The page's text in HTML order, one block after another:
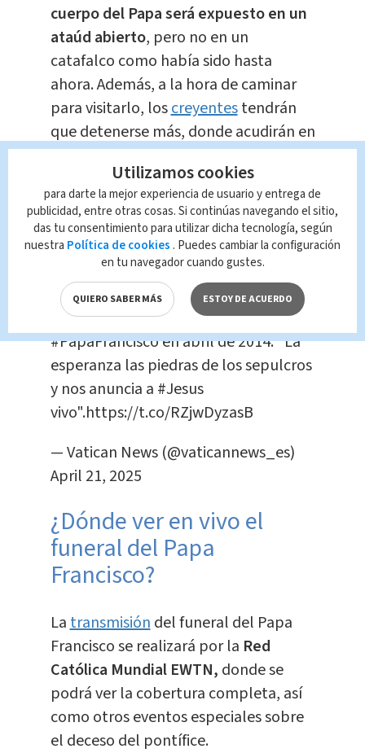
cuerpo del Papa será expuesto en un
ataúd abierto, pero no en un
catafalco como había sido hasta
ahora. Además, a la hora de caminar
para visitarlo, loscreyentestendrán
que detenerse más, donde acudirán en
filas de cuatro o cinco, verán el cuerpo
y proseguirán a salir para que otros
puedan pasar.
“¿Por qué buscan entre los muertos al
que vive?” la pregunta del Ángel a las
mujeres ante el sepulcro del
resucitado, inspiró una catequesis del
#PapaFranciscoen abril de 2014: "La
esperanza las piedras de los sepulcros
y nos anuncia a #Jesus
vivo".https://t.co/RZjwDyzasB
— Vatican News (@vaticannews_es)
April 21, 2025
¿Dónde ver en vivo el
funeral del Papa
Francisco?
Latransmisióndel funeral del Papa
Francisco se realizará por la Red
Católica Mundial EWTN, donde se
podrá ver la cobertura completa, así
como otros eventos especiales sobre
el deceso del pontífice.
Utilizamos cookies
para darte la mejor experiencia de usuario y entrega de
publicidad, entre otras cosas. Si continúas navegando el sitio,
das tu consentimiento para utilizar dicha tecnología, según
nuestra Política de cookies . Puedes cambiar la configuración
en tu navegador cuando gustes.
QUIERO SABER MÁS ESTOY DE ACUERDO